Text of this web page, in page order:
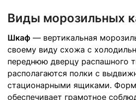
Виды морозильных
Шкаф — вертикальная
своему виду схожа с
переднюю дверцу распашного
располагаются полки с
стационарными ящиками.
обеспечивает грамотное